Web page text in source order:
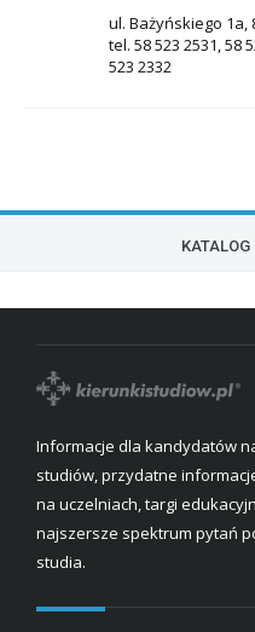
ul. Bażyńskiego 1a,
tel. 58 523 2531, 58
523 2332
KATALOG
Informacje dla kandydatów
studiów, przydatne
na uczelniach, targi
najszersze spektrum pytań
studia.